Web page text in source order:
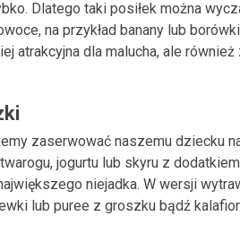
Dlatego taki posiłek można
na przykład banany lub
atrakcyjna dla malucha, ale również
zaserwować naszemu dziecku
jogurtu lub skyru z
niejadka. W wersji
lub puree z groszku bądź